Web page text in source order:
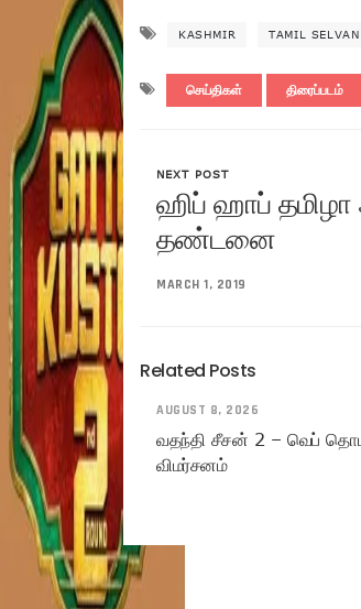
KASHMIR TAMIL SELVAN
செய்திகள் திரைப்படம்
NEXT POST
ஹிப் ஹாப் தமிழா
தண்டனை
MARCH 1, 2019
Related Posts
AUGUST 8, 2026
வதந்தி சீசன் 2 – வெப்
விமர்சனம்